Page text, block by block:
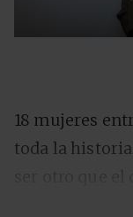
18 mujeres
toda la